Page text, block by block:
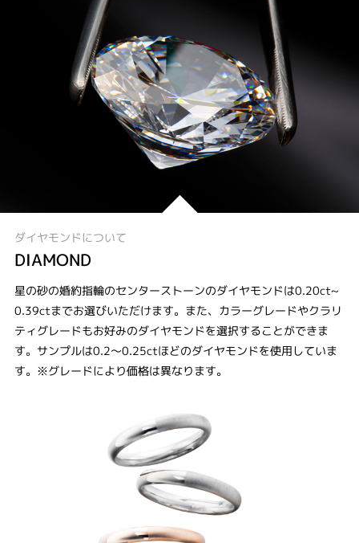
ダイヤモンドについて
DIAMOND
星の砂の婚約指輪のセンターストーンのダイヤモンドは0.20ct~
0.39ctまでお選びいただけます。また、カラーグレードやクラリ
ティグレードもお好みのダイヤモンドを選択することができま
す。サンプルは0.2～0.25ctほどのダイヤモンドを使用していま
す。※グレードにより価格は異なります。